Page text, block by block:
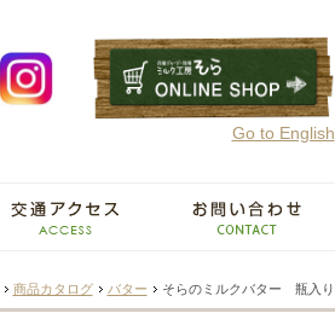
Go to English
商品カタログ バター そらのミルクバター 瓶入り